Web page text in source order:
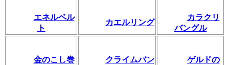
エネルベル
ト
カエルリング
カラクリ
バングル
金のこし巻
クライムバン
ゲルドの